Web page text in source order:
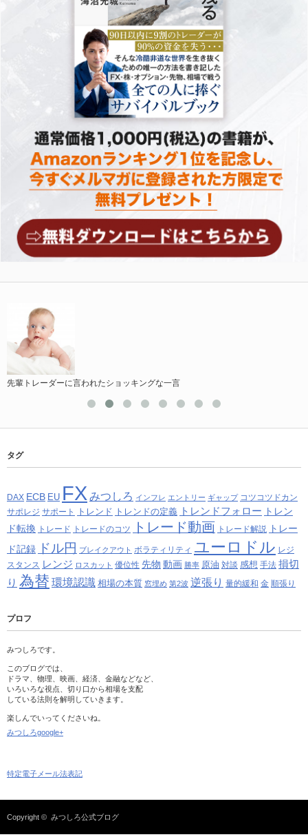
先輩トレーダーに言われたショッキングな一言
タグ
DAX ECB EU FX みつしろ インフレ エントリー ギャップ コツコツドカン
サポレジ サポート トレンド トレンドの定義 トレンドフォロー トレン
ド転換 トレード トレードのコツ トレード動画 トレード解説
トレー
ド記録 ドル円 ブレイクアウト ボラティリティ ユーロドル レジ
スタンス レンジ ロスカット 優位性 先物 動画 勝率 原油 対談 感想 手法 損切
り 為替 環境認識 相場の本質 窓埋め 第2波 逆張り 量的緩和 金 順張り
プロフ
みつしろです。
このブログでは、
ドラマ、物理、映画、経済、金融などなど、
いろいろな視点、切り口から相場を支配
している法則を解明していきます。
楽しんでいってくださいね。
みつしろgoogle+
特定電子メール法表記
Copyright © みつしろ公式ブログ